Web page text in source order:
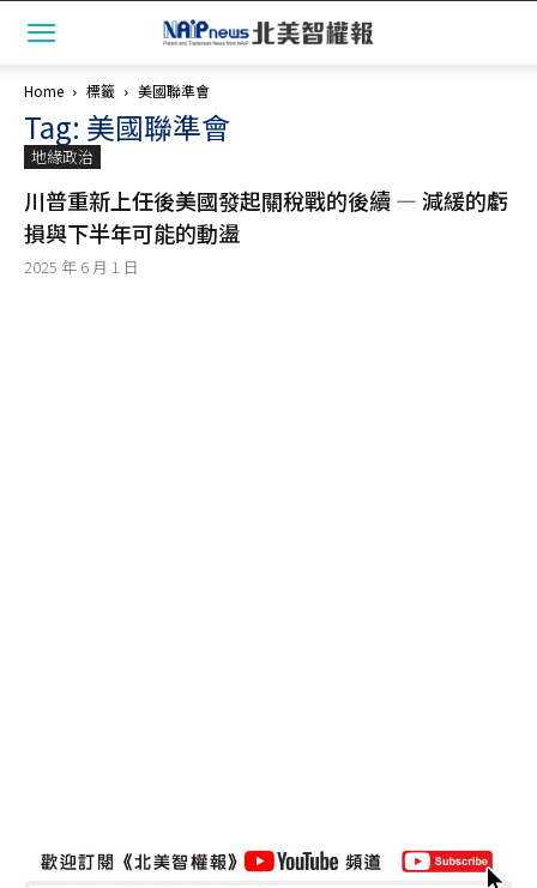
Home 標籤 美國聯準會
Tag: 美國聯準會
地緣政治
川普重新上任後美國發起關稅戰的後續 — 減緩的虧
損與下半年可能的動盪
2025 年 6 月 1 日